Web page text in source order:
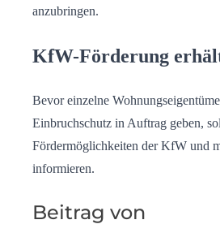
anzubringen.
KfW-Förderung
Bevor einzelne
Einbruchschutz in Auftrag geben,
Fördermöglichkeiten der KfW und
informieren.
Beitrag von